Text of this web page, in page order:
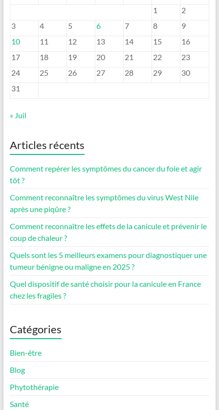
1
2
3
4 5 6 7 8
9
10
11 12 13 14 15
16
17
18 19 20 21 22
23
24
25 26 27 28 29
30
31
« Juil
Articles récents
Comment repérer les symptômes du cancer du foie et agir
tôt ?
Comment reconnaître les symptômes du virus West Nile
après une piqûre ?
Comment reconnaître les effets de la canicule et prévenir le
coup de chaleur ?
Quels sont les 5 meilleurs examens pour diagnostiquer une
tumeur bénigne ou maligne en 2025 ?
Quel dispositif de santé choisir pour la canicule en France
chez les fragiles ?
Catégories
Bien-être
Blog
Phytothérapie
Santé